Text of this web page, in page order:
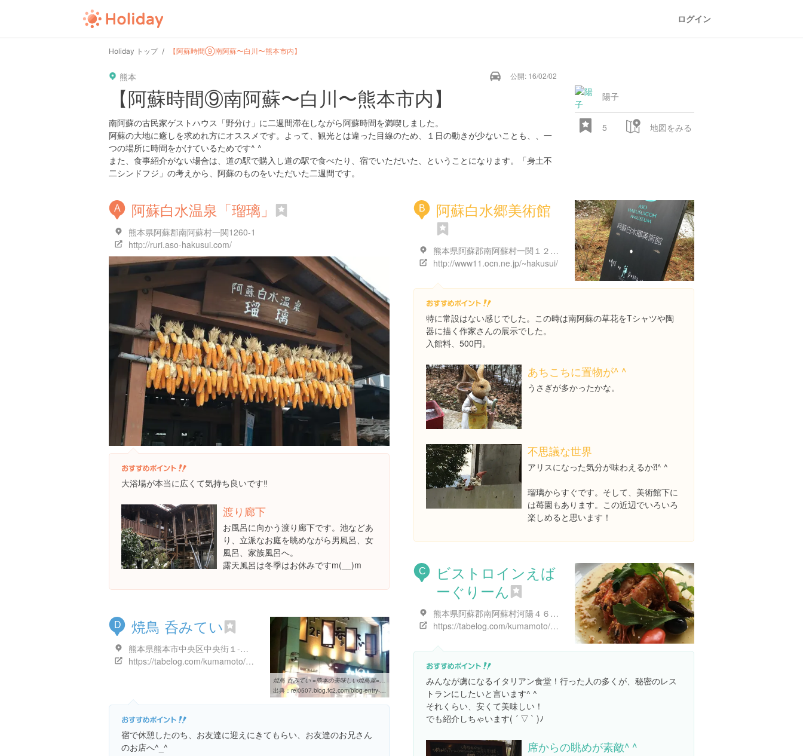
ログイン
Holiday トップ 【阿蘇時間⑨南阿蘇〜白川〜熊本市内】
熊本 公開: 16/02/02
【阿蘇時間⑨南阿蘇〜白川〜熊本市内】
南阿蘇の古民家ゲストハウス「野分け」に二週間滞在しながら阿蘇時間を満喫しました。
阿蘇の大地に癒しを求めれ方にオススメです。よって、観光とは違った目線のため、１日の動きが少ないことも、、一
つの場所に時間をかけているためです^ ^
また、食事紹介がない場合は、道の駅で購入し道の駅で食べたり、宿でいただいた、ということになります。「身土不
二シンドフジ」の考えから、阿蘇のものをいただいた二週間です。
陽子
5 地図をみる
A 阿蘇白水温泉「瑠璃」
熊本県阿蘇郡南阿蘇村一関1260-1
http://ruri.aso-hakusui.com/
大浴場が本当に広くて気持ち良いです‼︎
渡り廊下
お風呂に向かう渡り廊下です。池などあ
り、立派なお庭を眺めながら男風呂、女
風呂、家族風呂へ。
露天風呂は冬季はお休みですm(__)m
B 阿蘇白水郷美術館
熊本県阿蘇郡南阿蘇村一関１２４７-１
http://www11.ocn.ne.jp/~hakusui/
特に常設はない感じでした。この時は南阿蘇の草花をTシャツや陶
器に描く作家さんの展示でした。
入館料、500円。
あちこちに置物が^ ^
うさぎが多かったかな。
不思議な世界
アリスになった気分が味わえるか⁈^ ^
瑠璃からすぐです。そして、美術館下に
は苺園もあります。この近辺でいろいろ
楽しめると思います！
C
ビストロインえば
ーぐりーん
熊本県阿蘇郡南阿蘇村河陽４６７３
https://tabelog.com/kumamoto/A4302/A430202/43008823/
みんなが虜になるイタリアン食堂！行った人の多くが、秘密のレス
トランにしたいと言います^ ^
それくらい、安くて美味しい！
でも紹介しちゃいます( ´ ▽ ` )ﾉ
席からの眺めが素敵^ ^
D 焼鳥 呑みてい
熊本県熊本市中央区中央街１-１０ 2F
https://tabelog.com/kumamoto/A4301/A430101/43007170/
焼鳥 呑みてい =熊本の美味しい焼鳥屋= ぐるなび・バズトクに載ってま ...
出典：rei0507.blog.fc2.com/blog-entry-5.html
宿で休憩したのち、お友達に迎えにきてもらい、お友達のお兄さん
のお店へ^_^